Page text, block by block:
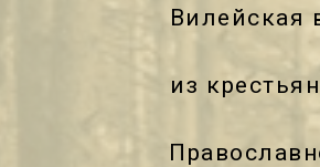
Вилейская
из крестьян